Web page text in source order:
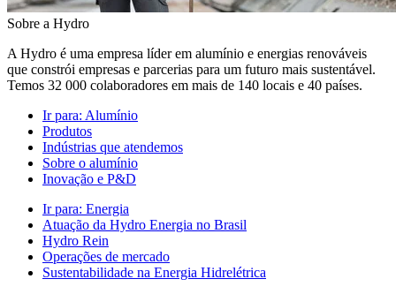
Sobre a Hydro
A Hydro é uma empresa líder em alumínio e energias renováveis
que constrói empresas e parcerias para um futuro mais sustentável.
Temos 32 000 colaboradores em mais de 140 locais e 40 países.
Ir para: Alumínio
Produtos
Indústrias que atendemos
Sobre o alumínio
Inovação e P&D
Ir para: Energia
Atuação da Hydro Energia no Brasil
Hydro Rein
Operações de mercado
Sustentabilidade na Energia Hidrelétrica